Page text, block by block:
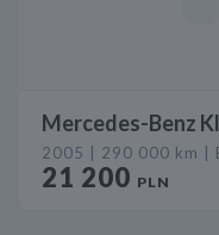
Mercedes-Benz
2005 | 290 000 km |
21 200 PLN